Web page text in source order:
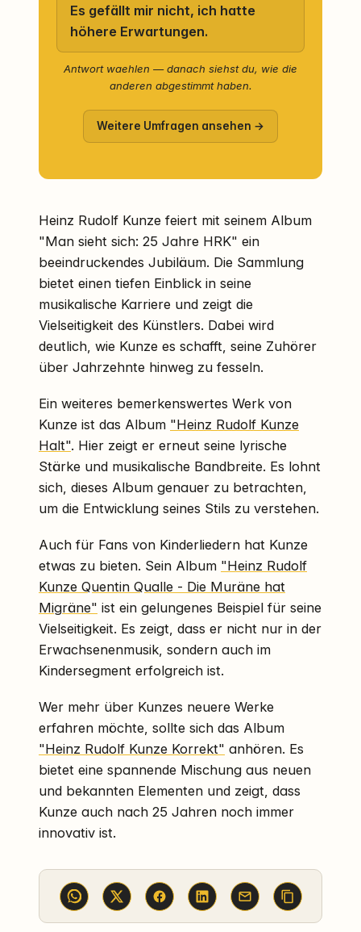
Es gefällt mir nicht, ich hatte
höhere Erwartungen.
Antwort waehlen — danach siehst du, wie die
anderen abgestimmt haben.
Weitere Umfragen ansehen →
Heinz Rudolf Kunze feiert mit seinem Album
"Man sieht sich: 25 Jahre HRK" ein
beeindruckendes Jubiläum. Die Sammlung
bietet einen tiefen Einblick in seine
musikalische Karriere und zeigt die
Vielseitigkeit des Künstlers. Dabei wird
deutlich, wie Kunze es schafft, seine Zuhörer
über Jahrzehnte hinweg zu fesseln.
Ein weiteres bemerkenswertes Werk von
Kunze ist das Album "Heinz Rudolf Kunze
Halt". Hier zeigt er erneut seine lyrische
Stärke und musikalische Bandbreite. Es lohnt
sich, dieses Album genauer zu betrachten,
um die Entwicklung seines Stils zu verstehen.
Auch für Fans von Kinderliedern hat Kunze
etwas zu bieten. Sein Album "Heinz Rudolf
Kunze Quentin Qualle - Die Muräne hat
Migräne" ist ein gelungenes Beispiel für seine
Vielseitigkeit. Es zeigt, dass er nicht nur in der
Erwachsenenmusik, sondern auch im
Kindersegment erfolgreich ist.
Wer mehr über Kunzes neuere Werke
erfahren möchte, sollte sich das Album
"Heinz Rudolf Kunze Korrekt" anhören. Es
bietet eine spannende Mischung aus neuen
und bekannten Elementen und zeigt, dass
Kunze auch nach 25 Jahren noch immer
innovativ ist.